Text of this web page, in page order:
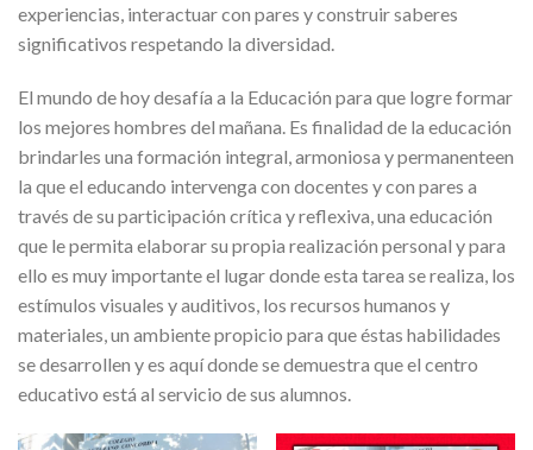
experiencias, interactuar con pares y construir saberes
significativos respetando la diversidad.
El mundo de hoy desafía a la Educación para que logre formar
los mejores hombres del mañana. Es finalidad de la educación
brindarles una formación integral, armoniosa y permanenteen
la que el educando intervenga con docentes y con pares a
través de su participación crítica y reflexiva, una educación
que le permita elaborar su propia realización personal y para
ello es muy importante el lugar donde esta tarea se realiza, los
estímulos visuales y auditivos, los recursos humanos y
materiales, un ambiente propicio para que éstas habilidades
se desarrollen y es aquí donde se demuestra que el centro
educativo está al servicio de sus alumnos.